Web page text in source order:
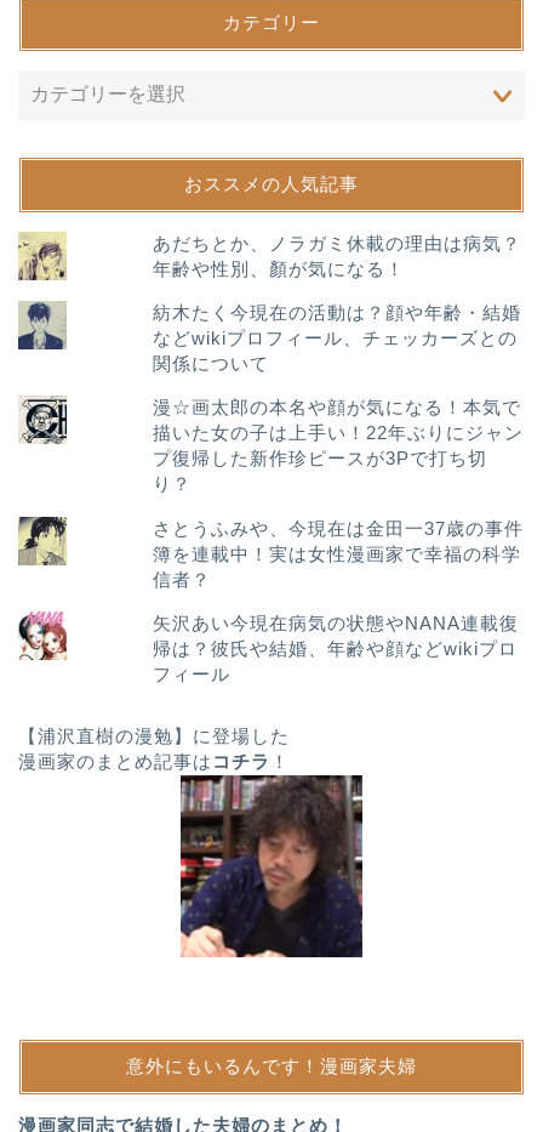
カテゴリー
おススメの人気記事
あだちとか、ノラガミ休載の理由は病気？
年齢や性別、顏が気になる！
紡木たく今現在の活動は？顔や年齢・結婚
などwikiプロフィール、チェッカーズとの
関係について
漫☆画太郎の本名や顔が気になる！本気で
描いた女の子は上手い！22年ぶりにジャン
プ復帰した新作珍ピースが3Pで打ち切
り？
さとうふみや、今現在は金田一37歳の事件
簿を連載中！実は女性漫画家で幸福の科学
信者？
矢沢あい今現在病気の状態やNANA連載復
帰は？彼氏や結婚、年齢や顔などwikiプロ
フィール
【浦沢直樹の漫勉】に登場した
漫画家のまとめ記事は コチラ ！
意外にもいるんです！漫画家夫婦
漫画家同志で結婚した夫婦のまとめ！